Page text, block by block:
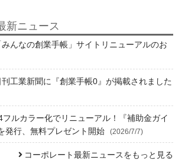
新ニュース
みんなの創業手帳」サイトリニューアルのお
刊工業新聞に『創業手帳0』が掲載されました
フルカラー化でリニューアル！『補助金ガイ
発行、無料プレゼント開始
(2026/7/7)
コーポレート最新ニュースをもっと見る